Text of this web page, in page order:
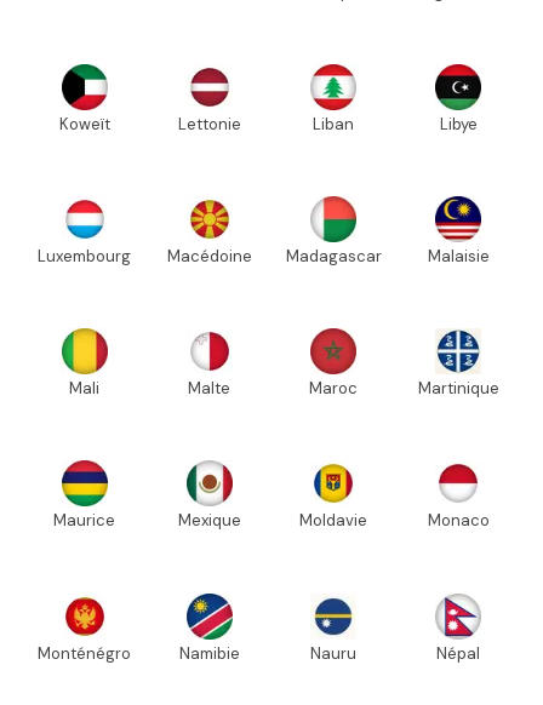
Koweït Lettonie Liban Libye
Luxembourg Macédoine Madagascar Malaisie
Mali Malte Maroc Martinique
Maurice Mexique Moldavie Monaco
Monténégro Namibie Nauru Népal